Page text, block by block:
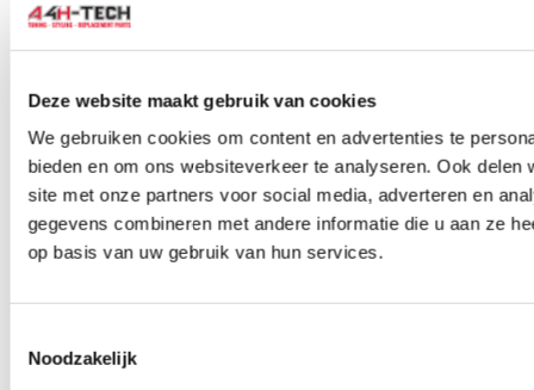
Deze website maakt gebruik van cookies
We gebruiken cookies om content en advertenties te
bieden en om ons websiteverkeer te analyseren. Ook
site met onze partners voor social media, adverteren en
gegevens combineren met andere informatie die u aan ze
op basis van uw gebruik van hun services.
Noodzakelijk
Kogels & Hoezen
0 producten beschikbaar
Wiellagers & Naven
Wielen & Toebehoren
producten beschikbaar
Spoorverbreders
0producten beschikbaar
Wielmoeren
producten beschikbaar
Draadeinden
Velgen overige